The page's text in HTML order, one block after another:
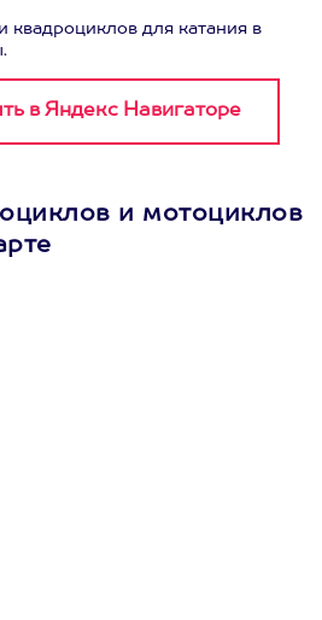
квадроциклов для катания в
и мотоциклов